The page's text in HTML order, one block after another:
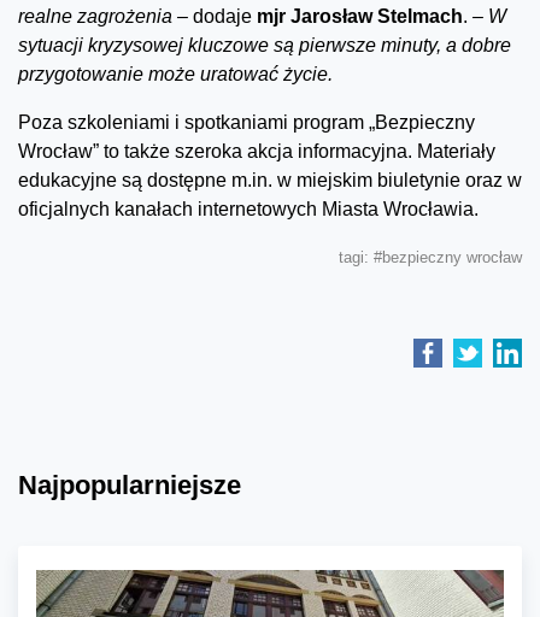
realne zagrożenia – dodaje mjr Jarosław Stelmach. – W
sytuacji kryzysowej kluczowe są pierwsze minuty, a dobre
przygotowanie może uratować życie.
Poza szkoleniami i spotkaniami program „Bezpieczny
Wrocław” to także szeroka akcja informacyjna. Materiały
edukacyjne są dostępne m.in. w miejskim biuletynie oraz w
oficjalnych kanałach internetowych Miasta Wrocławia.
tagi: #bezpieczny wrocław
Najpopularniejsze